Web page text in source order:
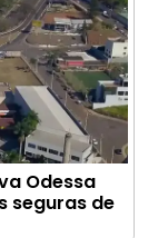
Odessa
seguras de